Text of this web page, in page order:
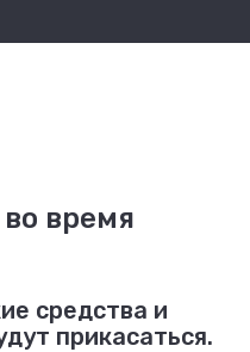
время
средства и
прикасаться.